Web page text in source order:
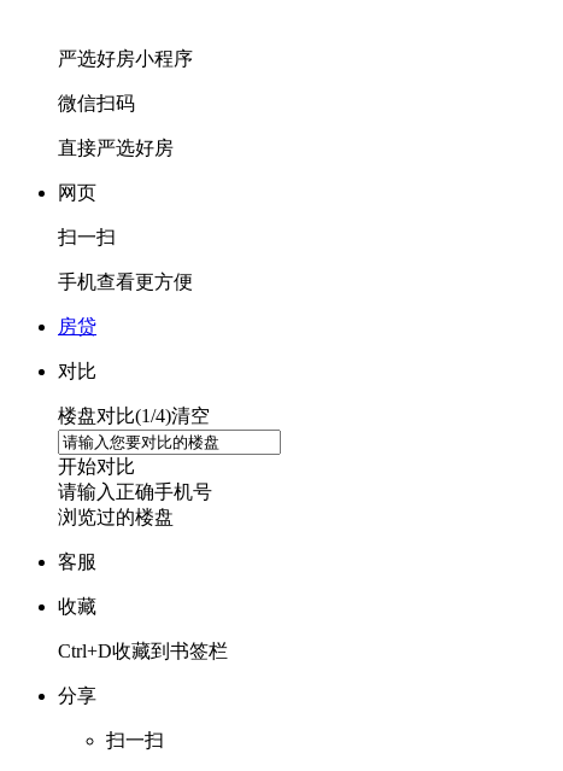
严选好房小程序
微信扫码
直接严选好房
网页
扫一扫
手机查看更方便
房贷
对比
楼盘对比(1/4)清空
开始对比
请输入正确手机号
浏览过的楼盘
客服
收藏
Ctrl+D收藏到书签栏
分享
扫一扫